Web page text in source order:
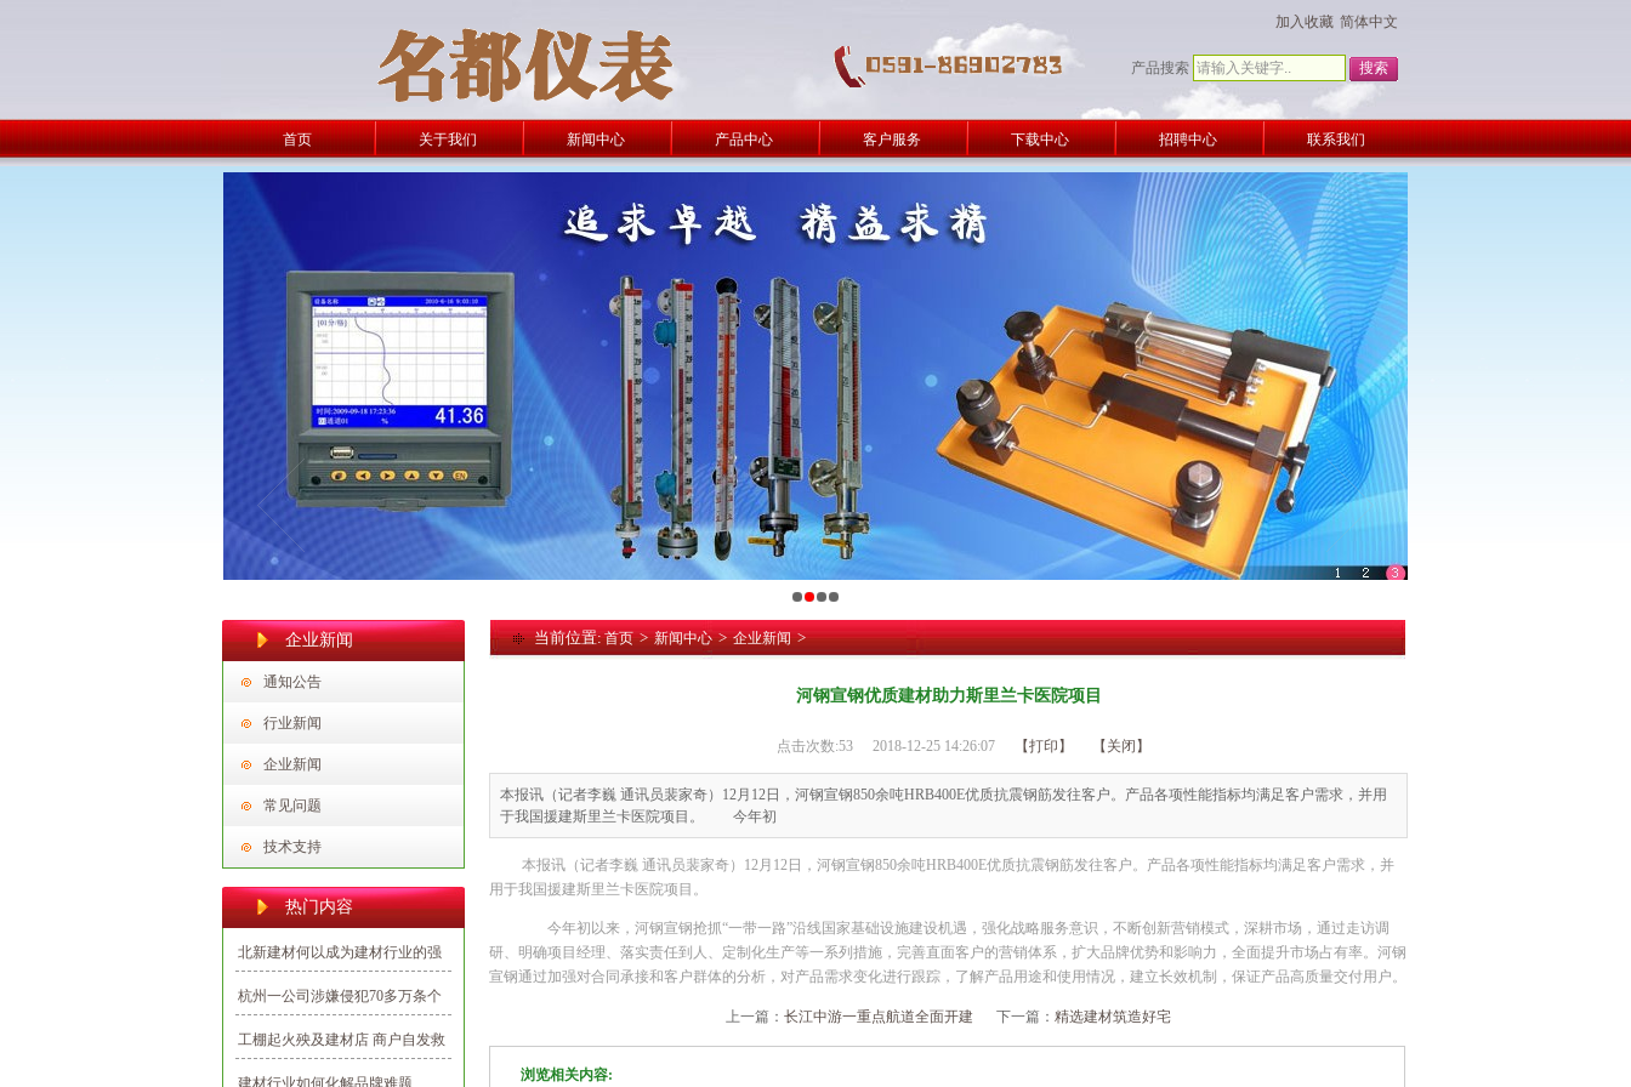
加入收藏 简体中文
产品搜索
首页 关于我们 新闻中心 产品中心 客户服务 下载中心 招聘中心 联系我们
企业新闻
通知公告
行业新闻
企业新闻
常见问题
技术支持
热门内容
北新建材何以成为建材行业的强
势民族品牌？
杭州一公司涉嫌侵犯70多万条个
人信息，多为向业主推销建材
工棚起火殃及建材店 商户自发救
援避免损失
建材行业如何化解品牌难题
当前位置:首页>新闻中心>企业新闻>
河钢宣钢优质建材助力斯里兰卡医院项目
点击次数:53 2018-12-25 14:26:07 【打印】 【关闭】
本报讯（记者李巍 通讯员裴家奇）12月12日，河钢宣钢850余吨HRB400E优质抗震钢筋发往客户。产品各项性能指标均满足客户需求，并用
于我国援建斯里兰卡医院项目。 今年初
本报讯（记者李巍 通讯员裴家奇）12月12日，河钢宣钢850余吨HRB400E优质抗震钢筋发往客户。产品各项性能指标均满足客户需求，并
用于我国援建斯里兰卡医院项目。
今年初以来，河钢宣钢抢抓“一带一路”沿线国家基础设施建设机遇，强化战略服务意识，不断创新营销模式，深耕市场，通过走访调
研、明确项目经理、落实责任到人、定制化生产等一系列措施，完善直面客户的营销体系，扩大品牌优势和影响力，全面提升市场占有率。河钢
宣钢通过加强对合同承接和客户群体的分析，对产品需求变化进行跟踪，了解产品用途和使用情况，建立长效机制，保证产品高质量交付用户。
上一篇： 长江中游一重点航道全面开建 下一篇： 精选建材筑造好宅
浏览相关内容: